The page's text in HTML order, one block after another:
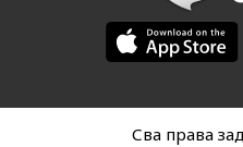
Сва права